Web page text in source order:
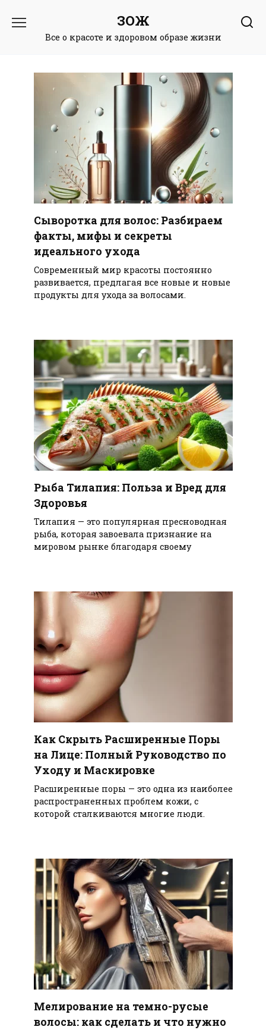
содержанию
ЗОЖ
Все о красоте и здоровом образе жизни
Сыворотка для волос: Разбираем
факты, мифы и секреты
идеального ухода
Современный мир красоты постоянно
развивается, предлагая все новые и новые
продукты для ухода за волосами.
Рыба Тилапия: Польза и Вред для
Здоровья
Тилапия — это популярная пресноводная
рыба, которая завоевала признание на
мировом рынке благодаря своему
Как Скрыть Расширенные Поры
на Лице: Полный Руководство по
Уходу и Маскировке
Расширенные поры — это одна из наиболее
распространенных проблем кожи, с
которой сталкиваются многие люди.
Мелирование на темно-русые
волосы: как сделать и что нужно